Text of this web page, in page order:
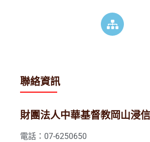
聯絡資訊
財團法人中華基督教岡山浸
電話：07-6250650